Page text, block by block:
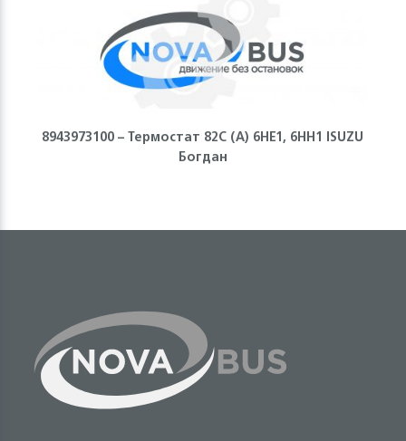
8943973100 – Термостат 82С (А) 6НЕ1, 6НН1 ISUZU
Богдан